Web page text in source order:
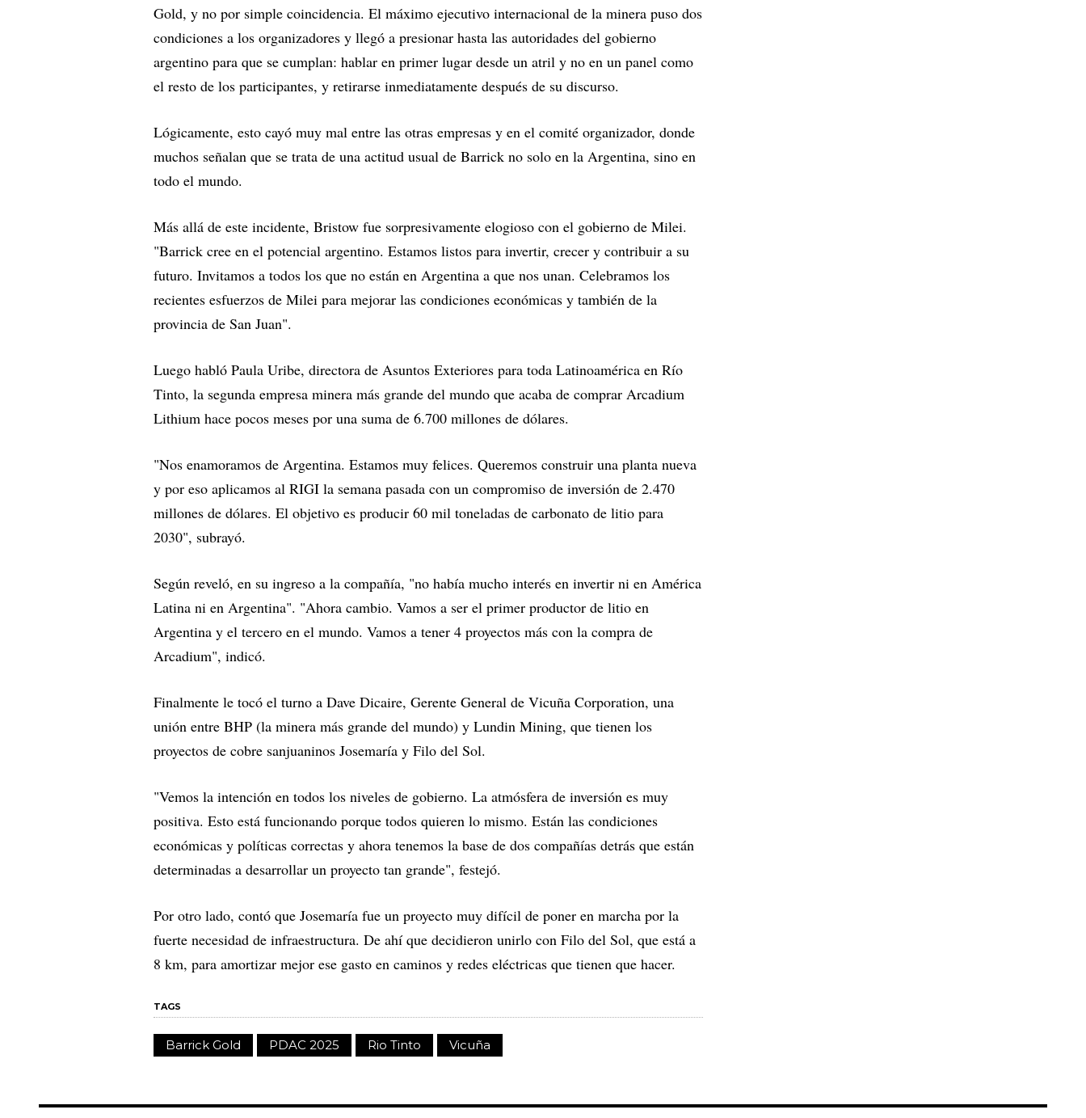
Gold, y no por simple coincidencia. El máximo ejecutivo internacional de la minera puso dos
condiciones a los organizadores y llegó a presionar hasta las autoridades del gobierno
argentino para que se cumplan: hablar en primer lugar desde un atril y no en un panel como
el resto de los participantes, y retirarse inmediatamente después de su discurso.
Lógicamente, esto cayó muy mal entre las otras empresas y en el comité organizador, donde
muchos señalan que se trata de una actitud usual de Barrick no solo en la Argentina, sino en
todo el mundo.
Más allá de este incidente, Bristow fue sorpresivamente elogioso con el gobierno de Milei.
"Barrick cree en el potencial argentino. Estamos listos para invertir, crecer y contribuir a su
futuro. Invitamos a todos los que no están en Argentina a que nos unan. Celebramos los
recientes esfuerzos de Milei para mejorar las condiciones económicas y también de la
provincia de San Juan".
Luego habló Paula Uribe, directora de Asuntos Exteriores para toda Latinoamérica en Río
Tinto, la segunda empresa minera más grande del mundo que acaba de comprar Arcadium
Lithium hace pocos meses por una suma de 6.700 millones de dólares.
"Nos enamoramos de Argentina. Estamos muy felices. Queremos construir una planta nueva
y por eso aplicamos al RIGI la semana pasada con un compromiso de inversión de 2.470
millones de dólares. El objetivo es producir 60 mil toneladas de carbonato de litio para
2030", subrayó.
Según reveló, en su ingreso a la compañía, "no había mucho interés en invertir ni en América
Latina ni en Argentina". "Ahora cambio. Vamos a ser el primer productor de litio en
Argentina y el tercero en el mundo. Vamos a tener 4 proyectos más con la compra de
Arcadium", indicó.
Finalmente le tocó el turno a Dave Dicaire, Gerente General de Vicuña Corporation, una
unión entre BHP (la minera más grande del mundo) y Lundin Mining, que tienen los
proyectos de cobre sanjuaninos Josemaría y Filo del Sol.
"Vemos la intención en todos los niveles de gobierno. La atmósfera de inversión es muy
positiva. Esto está funcionando porque todos quieren lo mismo. Están las condiciones
económicas y políticas correctas y ahora tenemos la base de dos compañías detrás que están
determinadas a desarrollar un proyecto tan grande", festejó.
Por otro lado, contó que Josemaría fue un proyecto muy difícil de poner en marcha por la
fuerte necesidad de infraestructura. De ahí que decidieron unirlo con Filo del Sol, que está a
8 km, para amortizar mejor ese gasto en caminos y redes eléctricas que tienen que hacer.
TAGS
Barrick Gold PDAC 2025 Rio Tinto Vicuña